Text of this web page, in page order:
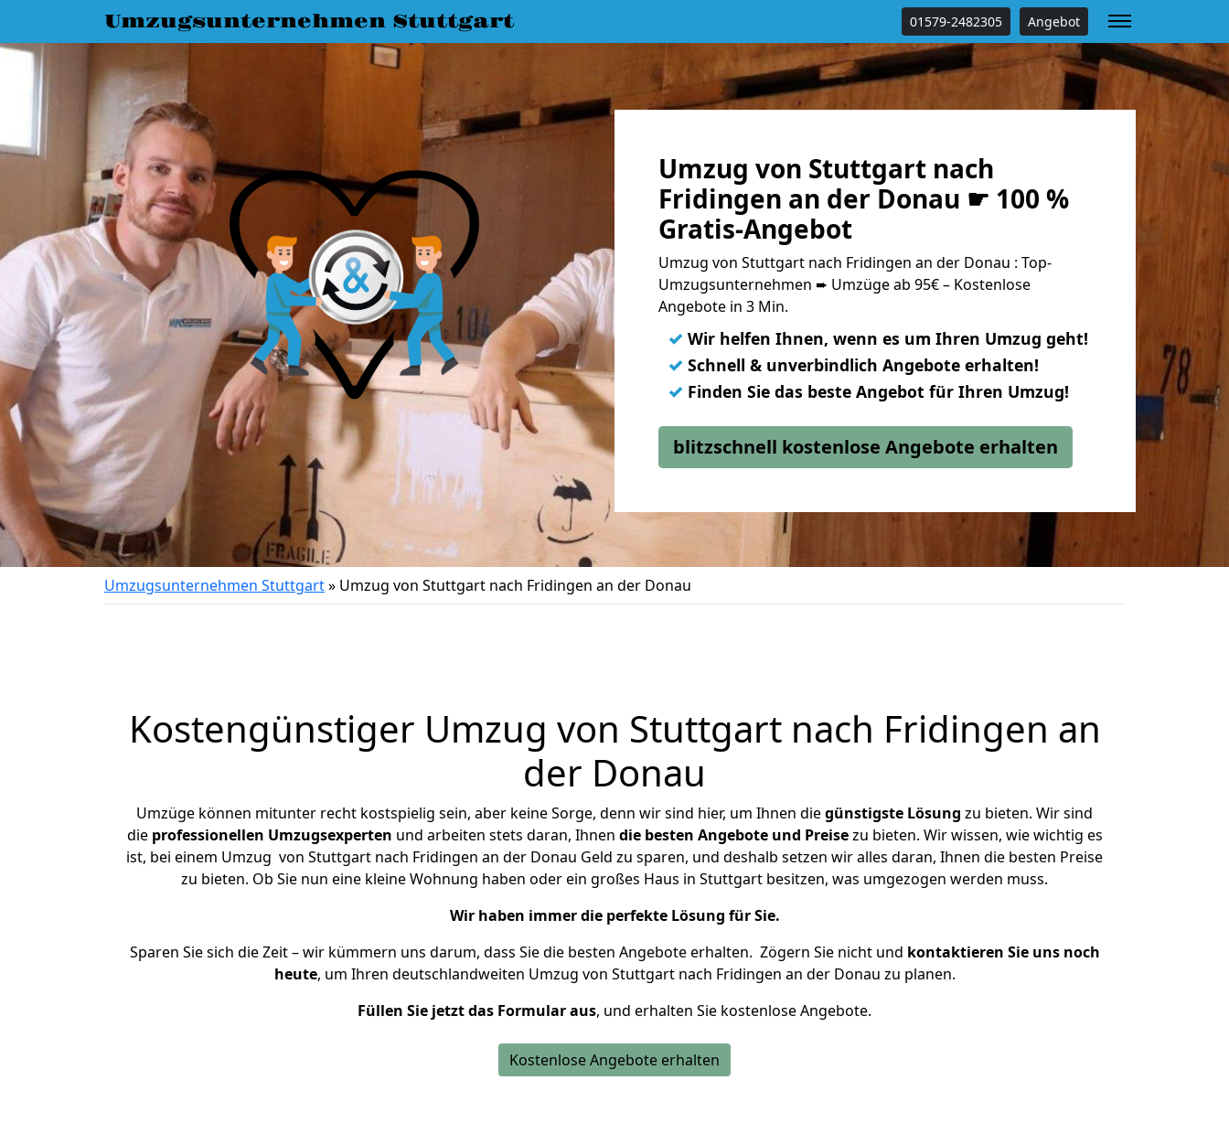
Umzugsunternehmen Stuttgart 01579-2482305 Angebot
Umzug von Stuttgart nach
Fridingen an der Donau ☛ 100 %
Gratis-Angebot
Umzug von Stuttgart nach Fridingen an der Donau : Top-
Umzugsunternehmen ➨ Umzüge ab 95€ – Kostenlose
Angebote in 3 Min.
✓ Wir helfen Ihnen, wenn es um Ihren Umzug geht!
✓ Schnell & unverbindlich Angebote erhalten!
✓ Finden Sie das beste Angebot für Ihren Umzug!
blitzschnell kostenlose Angebote erhalten
Umzugsunternehmen Stuttgart» Umzug von Stuttgart nach Fridingen an der Donau
Kostengünstiger Umzug von Stuttgart nach Fridingen an
der Donau
Umzüge können mitunter recht kostspielig sein, aber keine Sorge, denn wir sind hier, um Ihnen diegünstigste Lösung zu bieten. Wir sind
die professionellen Umzugsexperten und arbeiten stets daran, Ihnen die besten Angebote und Preisezu bieten. Wir wissen, wie wichtig es
ist, bei einem Umzug von Stuttgart nach Fridingen an der Donau Geld zu sparen, und deshalb setzen wir alles daran, Ihnen die besten Preise
zu bieten. Ob Sie nun eine kleine Wohnung haben oder ein großes Haus in Stuttgart besitzen, was umgezogen werden muss.
Wir haben immer die perfekte Lösung für Sie.
Sparen Sie sich die Zeit – wir kümmern uns darum, dass Sie die besten Angebote erhalten. Zögern Sie nicht und kontaktieren Sie uns noch
heute, um Ihren deutschlandweiten Umzug von Stuttgart nach Fridingen an der Donau zu planen.
Füllen Sie jetzt das Formular aus, und erhalten Sie kostenlose Angebote.
Kostenlose Angebote erhalten